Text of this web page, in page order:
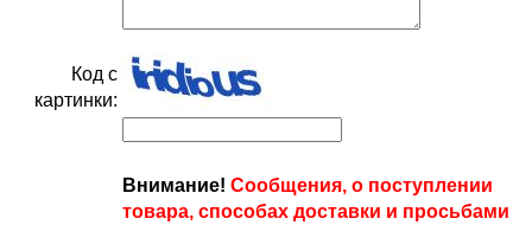
Код с
картинки:
Внимание! Сообщения, о поступлении
товара, способах доставки и просьбами